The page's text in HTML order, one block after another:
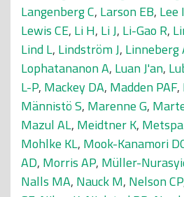
Langenberg C, Larson EB, Lee
Lewis CE, Li H, Li J, Li-Gao R,
Lind L, Lindström J, Linneberg
Lophatananon A, Luan J'an,
L-P, Mackey DA, Madden PAF,
Männistö S, Marenne G,
Mazul AL, Meidtner K,
Mohlke KL, Mook-Kanamori
AD, Morris AP, Müller-
Nalls MA, Nauck M, Nelson CP